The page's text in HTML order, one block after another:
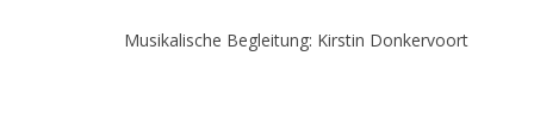
Musikalische Begleitung: Kirstin Donkervoort